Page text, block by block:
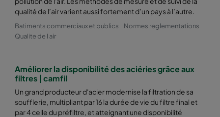
2550 592x490x600-8 ePM2,5 50% M6
2550 592x287x600-8
2550 287x592x600-4 ePM2,5 50% M6
qualité de l’air varient aussi fortement d’un pays à l’autre.
Batiments commerciaux et publics
Normes reglementations
Qualite de l air
Améliorer la disponibilité des aciéries grâce aux
filtres | camfil
Un grand producteur d'acier modernise la filtration de sa
soufflerie, multipliant par 16 la durée de vie du filtre final et
par 4 celle du préfiltre, et atteignant une disponibilité